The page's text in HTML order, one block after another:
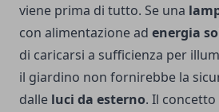
viene prima di tutto. Se una
con alimentazione ad energia
di caricarsi a sufficienza per
il giardino non fornirebbe la
dalle luci da esterno. Il concetto